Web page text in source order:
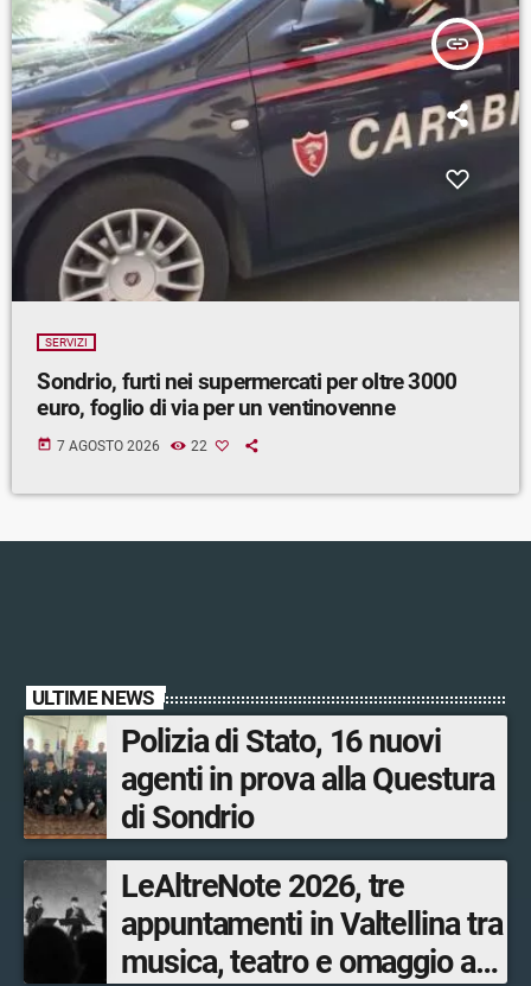
insert_link
SERVIZI
Sondrio, furti nei supermercati per oltre 3000
euro, foglio di via per un ventinovenne
today 7 AGOSTO 2026 22
ULTIME NEWS
Polizia di Stato, 16 nuovi
agenti in prova alla Questura
di Sondrio
LeAltreNote 2026, tre
appuntamenti in Valtellina tra
musica, teatro e omaggio a